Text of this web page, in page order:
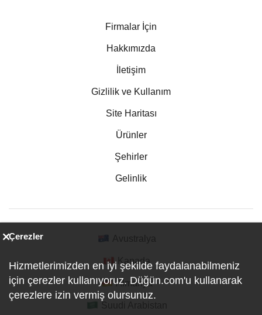
Firmalar İçin
Hakkımızda
İletişim
Gizlilik ve Kullanım
Site Haritası
Ürünler
Şehirler
Gelinlik
Kanada
Almanya
Çerezler
Hizmetlerimizden en iyi şekilde faydalanabilmeniz
için çerezler kullanıyoruz. Düğün.com'u kullanarak
çerezlere izin vermiş olursunuz.